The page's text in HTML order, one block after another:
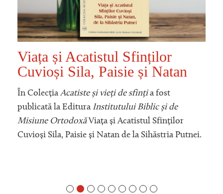
Viața și Acatistul Sfinților
Cuvioși Sila, Paisie și Natan
În ColecțiaAcatiste și vieți de sfinția fost
publicată la Editura Institutului Biblic și de
Misiune OrtodoxăViața și Acatistul Sfinților
Cuvioși Sila, Paisie și Natan de la Sihăstria Putnei.